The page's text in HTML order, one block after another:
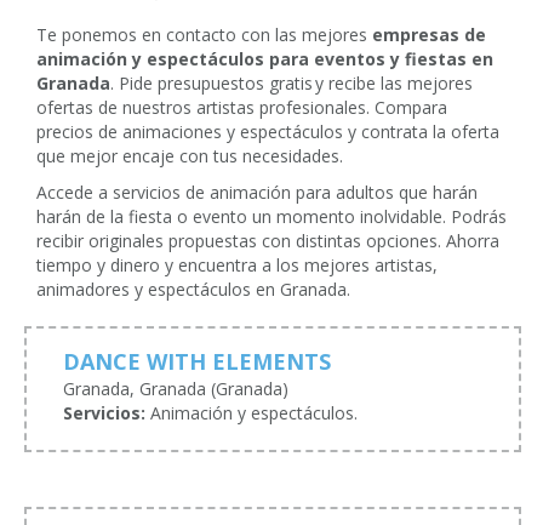
Te ponemos en contacto con las mejores empresas de
animación y espectáculos para eventos y fiestas en
Granada. Pide presupuestos gratis y recibe las mejores
ofertas de nuestros artistas profesionales. Compara
precios de animaciones y espectáculos y contrata la oferta
que mejor encaje con tus necesidades.
Accede a servicios de animación para adultos que harán
harán de la fiesta o evento un momento inolvidable. Podrás
recibir originales propuestas con distintas opciones. Ahorra
tiempo y dinero y encuentra a los mejores artistas,
animadores y espectáculos en Granada.
DANCE WITH ELEMENTS
Granada, Granada (Granada)
Servicios: Animación y espectáculos.